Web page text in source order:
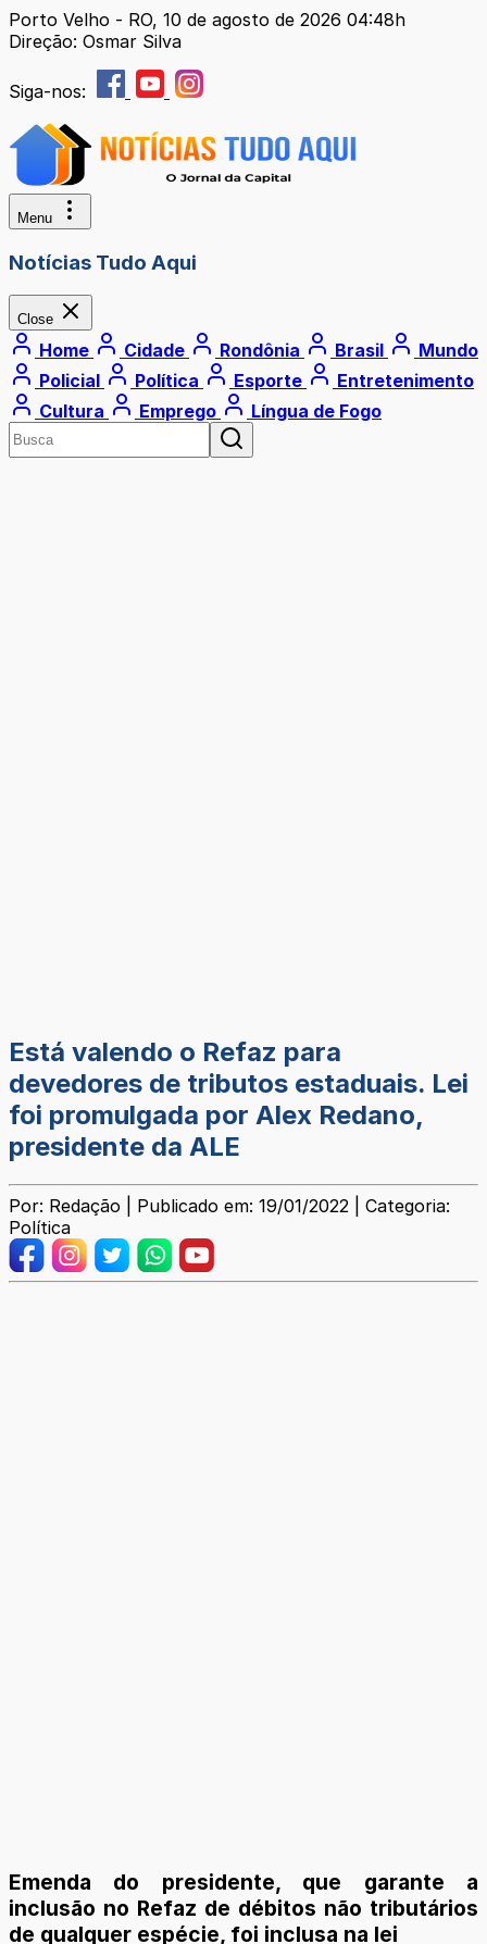
Porto Velho - RO, 10 de agosto de 2026 04:48h
Direção: Osmar Silva
Siga-nos:
Menu
Notícias Tudo Aqui
Close
Home Cidade Rondônia Brasil
Mundo
Policial
Política Esporte
Entretenimento
Cultura
Emprego Língua de Fogo
Está valendo o Refaz para
devedores de tributos estaduais. Lei
foi promulgada por Alex Redano,
presidente da ALE
Por: Redação | Publicado em: 19/01/2022 | Categoria:
Política
Emenda do presidente, que garante a
inclusão no Refaz de débitos não tributários
de qualquer espécie, foi inclusa na lei